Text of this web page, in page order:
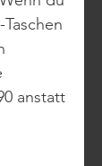
anstatt